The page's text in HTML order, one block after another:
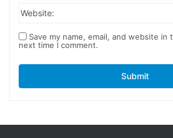
Website:
Save my name, email, and website
next time I comment.
Submit